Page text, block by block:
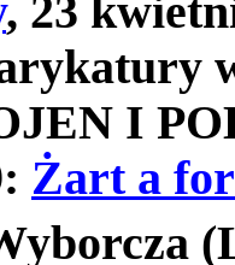
, 23
I
Żart a